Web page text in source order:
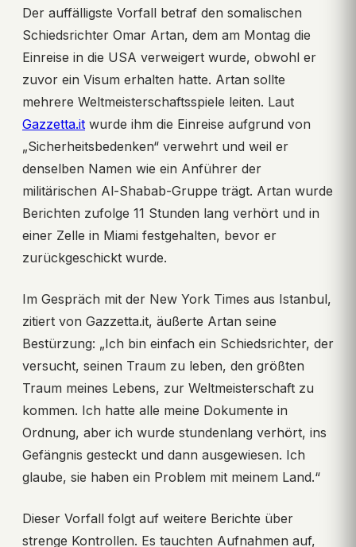
Der auffälligste Vorfall betraf den somalischen
Schiedsrichter Omar Artan, dem am Montag die
Einreise in die USA verweigert wurde, obwohl er
zuvor ein Visum erhalten hatte. Artan sollte
mehrere Weltmeisterschaftsspiele leiten. Laut
Gazzetta.it wurde ihm die Einreise aufgrund von
„Sicherheitsbedenken“ verwehrt und weil er
denselben Namen wie ein Anführer der
militärischen Al-Shabab-Gruppe trägt. Artan wurde
Berichten zufolge 11 Stunden lang verhört und in
einer Zelle in Miami festgehalten, bevor er
zurückgeschickt wurde.
Im Gespräch mit der New York Times aus Istanbul,
zitiert von Gazzetta.it, äußerte Artan seine
Bestürzung: „Ich bin einfach ein Schiedsrichter, der
versucht, seinen Traum zu leben, den größten
Traum meines Lebens, zur Weltmeisterschaft zu
kommen. Ich hatte alle meine Dokumente in
Ordnung, aber ich wurde stundenlang verhört, ins
Gefängnis gesteckt und dann ausgewiesen. Ich
glaube, sie haben ein Problem mit meinem Land.“
Dieser Vorfall folgt auf weitere Berichte über
strenge Kontrollen. Es tauchten Aufnahmen auf,